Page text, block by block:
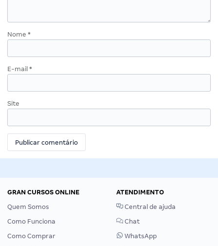
Nome *
E-mail *
Site
GRAN CURSOS ONLINE
Quem Somos
Como Funciona
Como Comprar
ATENDIMENTO
Central de ajuda
Chat
WhatsApp